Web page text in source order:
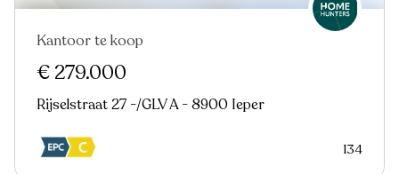
Kantoor te koop
€ 279.000
Rijselstraat 27 -/GLV A - 8900 Ieper
134